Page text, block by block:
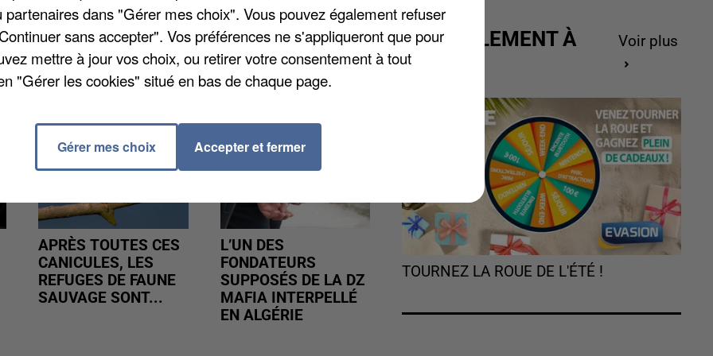
au 07 63 19 69 25.
APRÈS TOUTES CES
CANICULES, LES
REFUGES DE FAUNE
SAUVAGE SONT...
L’UN DES
FONDATEURS
SUPPOSÉS DE LA DZ
MAFIA INTERPELLÉ
EN ALGÉRIE
ACTUELLEMENT À
GAGNER
Voir plus
TOURNEZ LA ROUE DE L'ÉTÉ !
partenaires dans "Gérer mes choix". Vous pouvez également refuser
sans accepter". Vos préférences ne s'appliqueront que pour
mettre à jour vos choix, ou retirer votre consentement à tout
"Gérer les cookies" situé en bas de chaque page.
Gérer mes choix Accepter et fermer